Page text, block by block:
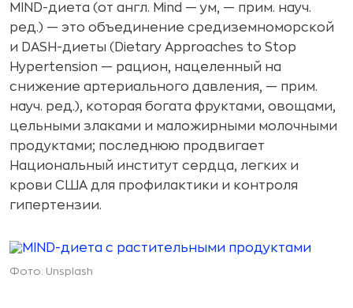
MIND-диета (от англ. Mind — ум, — прим. науч.
ред.) — это объединение средиземноморской
и DASH-диеты (Dietary Approaches to Stop
Hypertension — рацион, нацеленный на
снижение артериального давления, — прим.
науч. ред.), которая богата фруктами, овощами,
цельными злаками и маложирными молочными
продуктами; последнюю продвигает
Национальный институт сердца, легких и
крови США для профилактики и контроля
гипертензии.
Фото: Unsplash